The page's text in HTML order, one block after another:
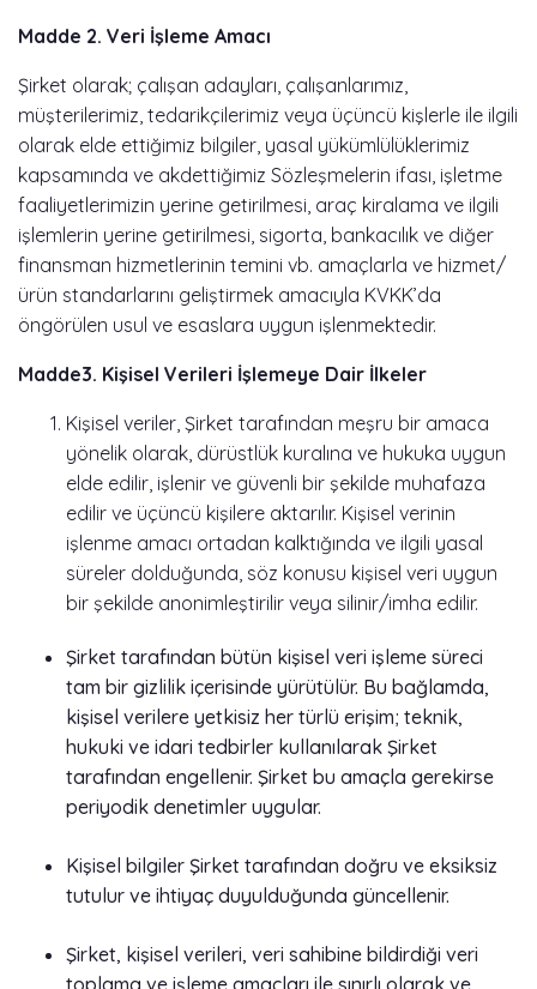
Madde 2. Veri İşleme Amacı
Şirket olarak; çalışan adayları, çalışanlarımız,
müşterilerimiz, tedarikçilerimiz veya üçüncü kişlerle ile ilgili
olarak elde ettiğimiz bilgiler, yasal yükümlülüklerimiz
kapsamında ve akdettiğimiz Sözleşmelerin ifası, işletme
faaliyetlerimizin yerine getirilmesi, araç kiralama ve ilgili
işlemlerin yerine getirilmesi, sigorta, bankacılık ve diğer
finansman hizmetlerinin temini vb. amaçlarla ve hizmet/
ürün standarlarını geliştirmek amacıyla KVKK’da
öngörülen usul ve esaslara uygun işlenmektedir.
Madde3. Kişisel Verileri İşlemeye Dair İlkeler
Kişisel veriler, Şirket tarafından meşru bir amaca
yönelik olarak, dürüstlük kuralına ve hukuka uygun
elde edilir, işlenir ve güvenli bir şekilde muhafaza
edilir ve üçüncü kişilere aktarılır. Kişisel verinin
işlenme amacı ortadan kalktığında ve ilgili yasal
süreler dolduğunda, söz konusu kişisel veri uygun
bir şekilde anonimleştirilir veya silinir/imha edilir.
Şirket tarafından bütün kişisel veri işleme süreci
tam bir gizlilik içerisinde yürütülür. Bu bağlamda,
kişisel verilere yetkisiz her türlü erişim; teknik,
hukuki ve idari tedbirler kullanılarak Şirket
tarafından engellenir. Şirket bu amaçla gerekirse
periyodik denetimler uygular.
Kişisel bilgiler Şirket tarafından doğru ve eksiksiz
tutulur ve ihtiyaç duyulduğunda güncellenir.
Şirket, kişisel verileri, veri sahibine bildirdiği veri
toplama ve işleme amaçları ile sınırlı olarak ve